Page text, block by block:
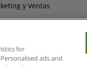
y Ventas
Humanos
for
ads and